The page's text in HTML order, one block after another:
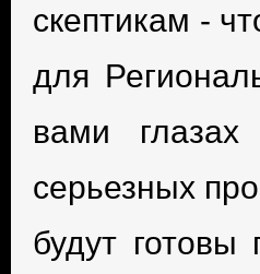
скептикам -
для
вами
серьезных
будут